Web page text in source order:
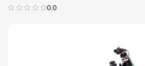
0.0